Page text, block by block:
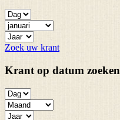
Zoek uw krant
Krant op datum zoeken